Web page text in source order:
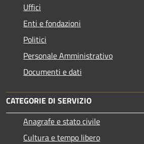
Uffici
Enti e fondazioni
Politici
Personale Amministrativo
Documenti e dati
CATEGORIE DI SERVIZIO
Anagrafe e stato civile
Cultura e tempo libero